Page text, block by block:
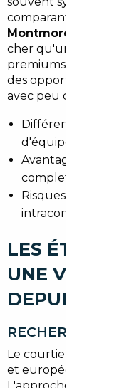
comparant les offres,
Montmorency
cher qu'un achat
premiums et bien
des opportunités pour
avec peu de kilomètres.
Différences de prix :
d'équipements et
Avantages :
complet, large
Risques maîtrisés
LES ÉTAPES
UNE
DEPUIS
RECHERCHE DU
Le courtier parcourt
et européens pour